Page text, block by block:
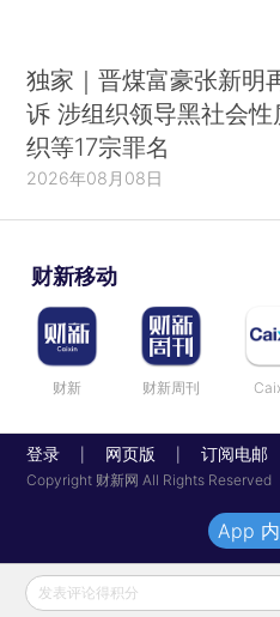
独家｜晋煤富豪张新明
诉 涉组织领导黑社会性
织等17宗罪名
2026年08月08日
财新移动
财新 财新周刊
登录 网页版 订阅电邮
Copyright 财新网 All Rights Reserved
发表评论得积分
App